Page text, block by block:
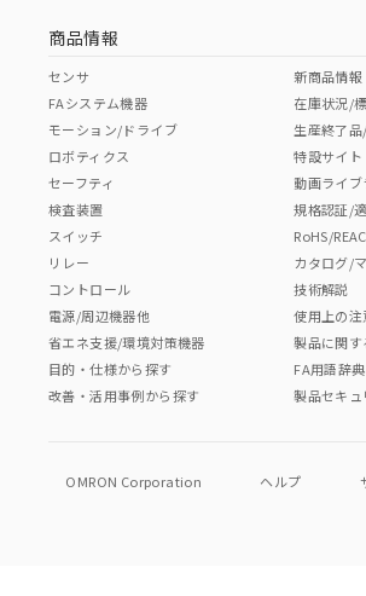
商品情報
センサ
FAシステム機器
モーション/ドライブ
ロボティクス
セーフティ
検査装置
スイッチ
リレー
コントロール
電源/周辺機器他
省エネ支援/環境対策機器
目的・仕様から探す
改善・活用事例から探す
新商品情報
在庫状況/
生産終了
特設サイト
動画ライブ
規格認証/
RoHS/
カタログ/
技術解説
使用上の注
製品に関す
FA用語辞典
製品セキ
OMRON Corporation ヘルプ